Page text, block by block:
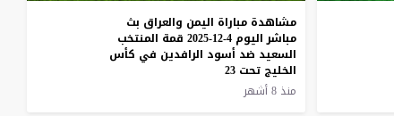
مشاهدة مباراة اليمن والعراق بث
مباشر اليوم 4-12-2025 قمة المنتخب
السعيد ضد أسود الرافدين في كأس
الخليج تحت 23
منذ 8 أشهر